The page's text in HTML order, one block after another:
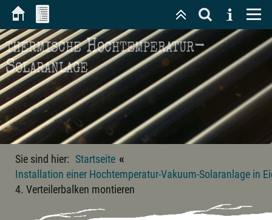
thermische Hochtemperatur-
Solaranlage
Sie sind hier: Startseite «
Installation einer Hochtemperatur-Vakuum-Solaranlage in
4. Verteilerbalken montieren